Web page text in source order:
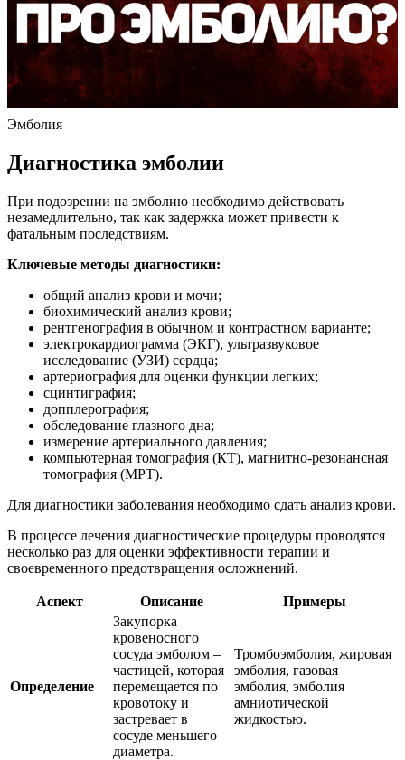
Эмболия
Диагностика эмболии
При подозрении на эмболию необходимо действовать
незамедлительно, так как задержка может привести к
фатальным последствиям.
Ключевые методы диагностики:
общий анализ крови и мочи;
биохимический анализ крови;
рентгенография в обычном и контрастном варианте;
электрокардиограмма (ЭКГ), ультразвуковое
исследование (УЗИ) сердца;
артериография для оценки функции легких;
сцинтиграфия;
допплерография;
обследование глазного дна;
измерение артериального давления;
компьютерная томография (КТ), магнитно-резонансная
томография (МРТ).
Для диагностики заболевания необходимо сдать анализ крови.
В процессе лечения диагностические процедуры проводятся
несколько раз для оценки эффективности терапии и
своевременного предотвращения осложнений.
Аспект Описание Примеры
Определение
Закупорка
кровеносного
сосуда эмболом –
частицей, которая
перемещается по
кровотоку и
застревает в
сосуде меньшего
диаметра.
Тромбоэмболия, жировая
эмболия, газовая
эмболия, эмболия
амниотической
жидкостью.